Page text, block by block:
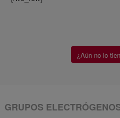
¿Aún no lo
GRUPOS